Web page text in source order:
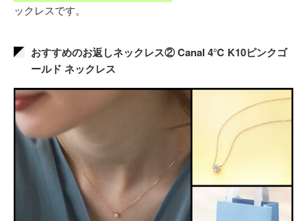
ックレスです。
おすすめのお返しネックレス② Canal 4℃ K10ピンクゴ
ールド ネックレス